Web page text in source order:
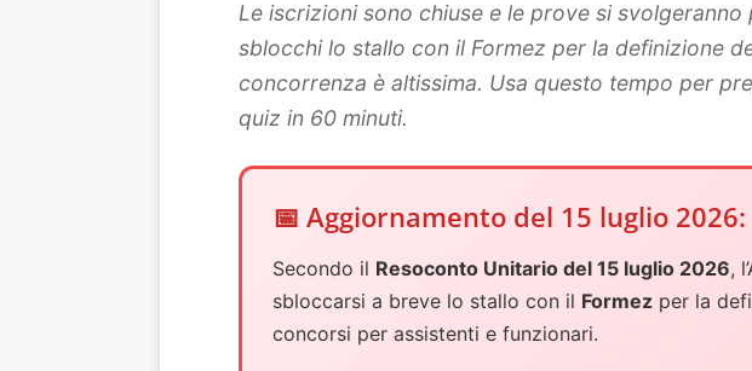
Le iscrizioni sono chiuse e le prove si
sblocchi lo stallo con il Formez per la definizione
concorrenza è altissima. Usa questo tempo per
quiz in 60 minuti.
📅 Aggiornamento del 15 luglio
Secondo il Resoconto Unitario del 15 luglio 2026,
sbloccarsi a breve lo stallo con il Formez per la
concorsi per assistenti e funzionari.